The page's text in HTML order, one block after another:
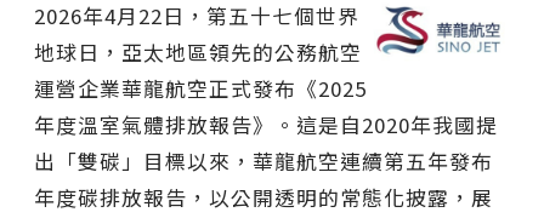
2026年4月22日，第五十七個世界
地球日，亞太地區領先的公務航空
運營企業華龍航空正式發布《2025
年度溫室氣體排放報告》。這是自2020年我國提
出「雙碳」目標以來，華龍航空連續第五年發布
年度碳排放報告，以公開透明的常態化披露，展